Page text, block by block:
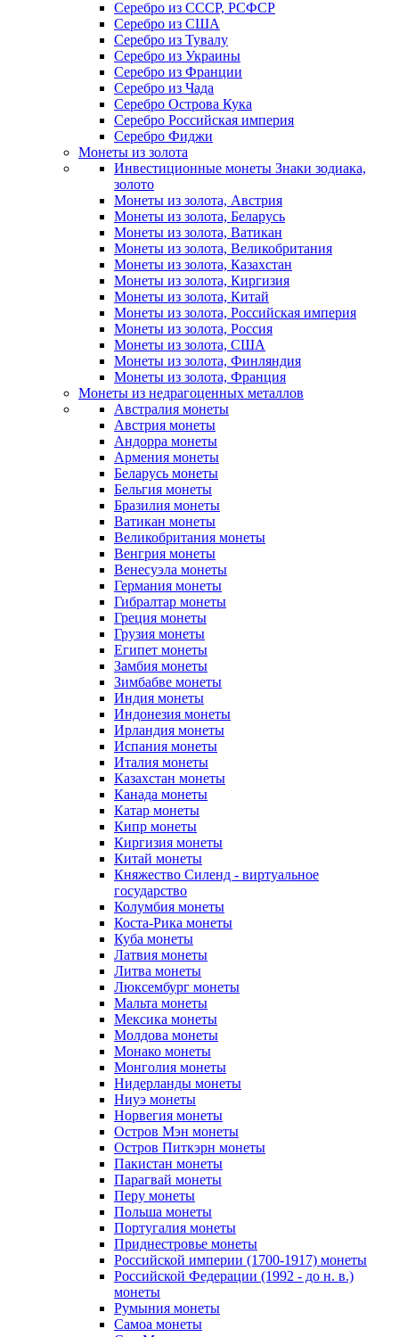
Серебро из СССР, РСФСР
Серебро из США
Серебро из Тувалу
Серебро из Украины
Серебро из Франции
Серебро из Чада
Серебро Острова Кука
Серебро Российская империя
Серебро Фиджи
Монеты из золота
Инвестиционные монеты Знаки зодиака,
золото
Монеты из золота, Австрия
Монеты из золота, Беларусь
Монеты из золота, Ватикан
Монеты из золота, Великобритания
Монеты из золота, Казахстан
Монеты из золота, Киргизия
Монеты из золота, Китай
Монеты из золота, Российская империя
Монеты из золота, Россия
Монеты из золота, США
Монеты из золота, Финляндия
Монеты из золота, Франция
Монеты из недрагоценных металлов
Австралия монеты
Австрия монеты
Андорра монеты
Армения монеты
Беларусь монеты
Бельгия монеты
Бразилия монеты
Ватикан монеты
Великобритания монеты
Венгрия монеты
Венесуэла монеты
Германия монеты
Гибралтар монеты
Греция монеты
Грузия монеты
Египет монеты
Замбия монеты
Зимбабве монеты
Индия монеты
Индонезия монеты
Ирландия монеты
Испания монеты
Италия монеты
Казахстан монеты
Канада монеты
Катар монеты
Кипр монеты
Киргизия монеты
Китай монеты
Княжество Силенд - виртуальное
государство
Колумбия монеты
Коста-Рика монеты
Куба монеты
Латвия монеты
Литва монеты
Люксембург монеты
Мальта монеты
Мексика монеты
Молдова монеты
Монако монеты
Монголия монеты
Нидерланды монеты
Ниуэ монеты
Норвегия монеты
Остров Мэн монеты
Остров Питкэрн монеты
Пакистан монеты
Парагвай монеты
Перу монеты
Польша монеты
Португалия монеты
Приднестровье монеты
Российской империи (1700-1917) монеты
Российской Федерации (1992 - до н. в.)
монеты
Румыния монеты
Самоа монеты